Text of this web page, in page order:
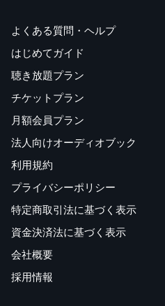
よくある質問・ヘルプ
はじめてガイド
聴き放題プラン
チケットプラン
月額会員プラン
法人向けオーディオブック
利用規約
プライバシーポリシー
特定商取引法に基づく表示
資金決済法に基づく表示
会社概要
採用情報